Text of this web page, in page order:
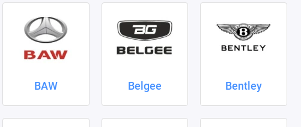
BAW Belgee Bentley